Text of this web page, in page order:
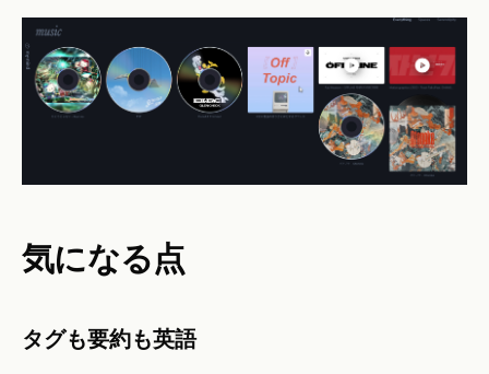
気になる点
タグも要約も英語